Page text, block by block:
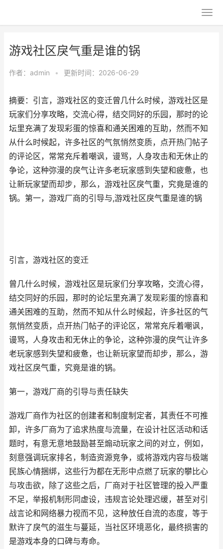
游戏社区戾气重是谁的锅
作者： admin • 更新时间：2026-06-29
摘要：引言，游戏社区的变迁曾几什么时候，游戏社区是
玩家们分享攻略，交流心得，结交同好的乐园，那时的论
坛里充满了发现彩蛋的惊喜和通关困难的互助，然而不知
从什么时候起，许多社区的气氛悄然变质，点开热门帖子
的评论区，常常充斥着嘲讽，谩骂，人身攻击和无休止的
争论，这种弥漫的戾气让许多老玩家感到失望和疲惫，也
让新玩家望而却步，那么，游戏社区戾气重，究竟是谁的
锅。第一，游戏厂商的引导与,游戏社区戾气重是谁的锅
引言，游戏社区的变迁
曾几什么时候，游戏社区是玩家们分享攻略，交流心得，
结交同好的乐园，那时的论坛里充满了发现彩蛋的惊喜和
通关困难的互助，然而不知从什么时候起，许多社区的气
氛悄然变质，点开热门帖子的评论区，常常充斥着嘲讽，
谩骂，人身攻击和无休止的争论，这种弥漫的戾气让许多
老玩家感到失望和疲惫，也让新玩家望而却步，那么，游
戏社区戾气重，究竟是谁的锅。
第一，游戏厂商的引导与责任缺失
游戏厂商作为社区的创建者和制度制定者，其责任不可推
卸，许多厂商为了追求热度与流量，在设计社区活动和话
题时，有意无意地鼓励甚至煽动玩家之间的对立，例如，
刻意强调玩家排名，制造资源竞争，或将游戏内容与极端
民族心情捆绑，这些行为都在无形中点燃了玩家的攀比心
与攻击欲，除了这些之后，厂商对于社区管理的投入严重
不足，举报机制形同虚设，违规言论处理迟缓，甚至对引
战言论和网络暴力视而不见，这种放任自流的态度，等于
默许了戾气的滋生与蔓延，当社区环境恶化，最终损害的
是游戏本身的口碑与寿命。